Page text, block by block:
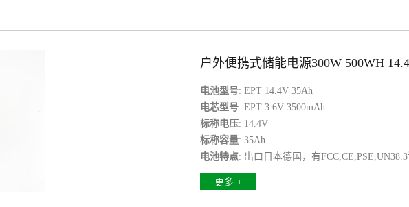
户外便携式储能电源300W 500WH
电池型号: EPT 14.4V 35Ah
电芯型号: EPT 3.6V 3500mAh
标称电压: 14.4V
标称容量: 35Ah
电池特点: 出口日本德国，有
更多 +